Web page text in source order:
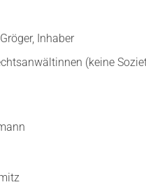
Inhaber
(keine